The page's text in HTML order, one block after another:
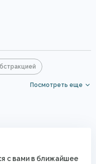
Посмотреть еще
с вами в ближайшее